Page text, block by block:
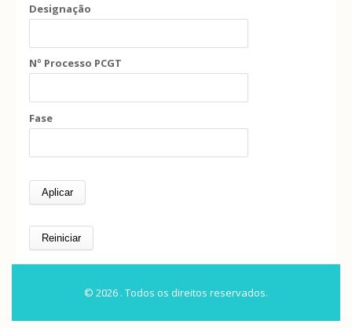
Designação
Nº Processo PCGT
Fase
© 2026 . Todos os direitos reservados.